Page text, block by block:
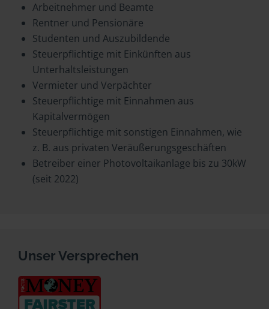
Arbeitnehmer und Beamte
Rentner und Pensionäre
Studenten und Auszubildende
Steuerpflichtige mit Einkünften aus
Unterhaltsleistungen
Vermieter und Verpächter
Steuerpflichtige mit Einnahmen aus
Kapitalvermögen
Steuerpflichtige mit sonstigen Einnahmen, wie
z. B. aus privaten Veräußerungsgeschäften
Betreiber einer Photovoltaikanlage bis zu 30kW
(seit 2022)
Unser Versprechen